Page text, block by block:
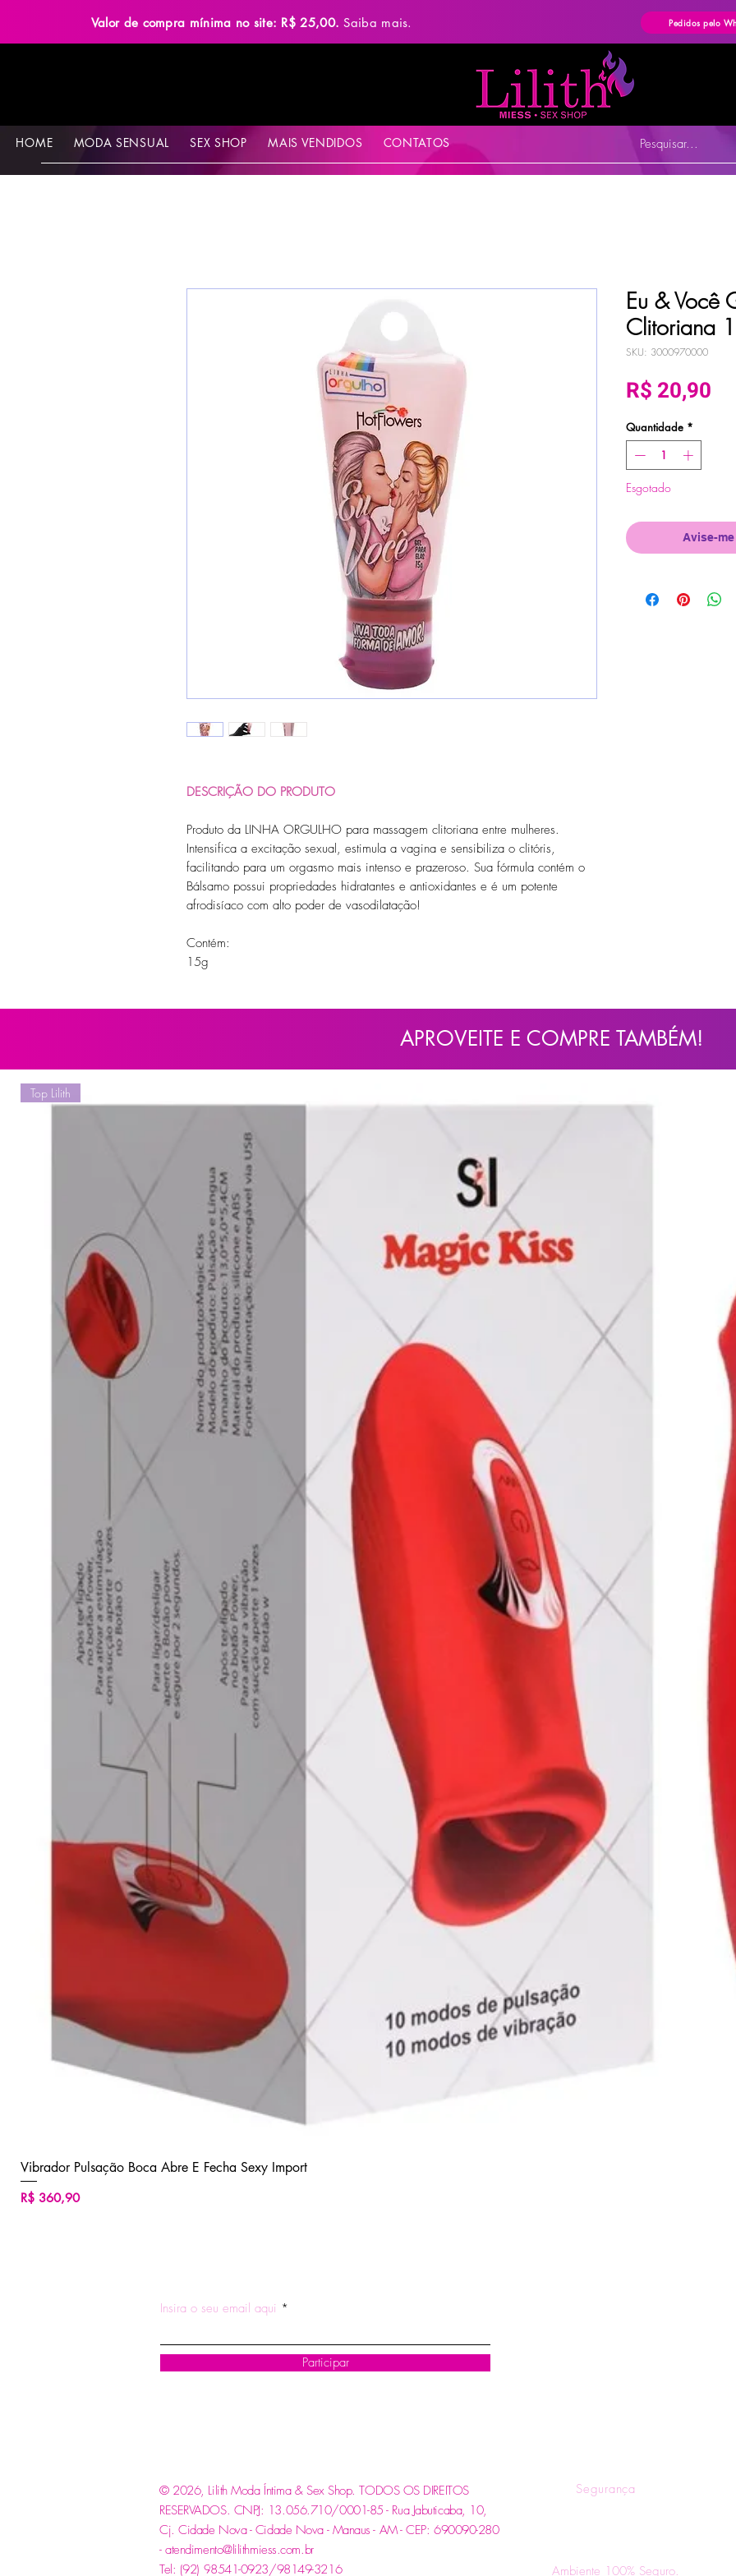
Valor de compra mínima no site: R$ 25,00.Saiba mais. Pedidos pelo
HOME MODA SENSUAL SEX SHOP MAIS VENDIDOS CONTATOS Pesquisar...
DESCRIÇÃO DO PRODUTO
Produto da LINHA ORGULHO para massagem clitoriana entre mulheres.
Intensifica a excitação sexual, estimula a vagina e sensibiliza o clitóris,
facilitando para um orgasmo mais intenso e prazeroso. Sua fórmula contém o
Bálsamo possui propriedades hidratantes e antioxidantes e é um potente
afrodisíaco com alto poder de vasodilatação!
Contém:
15g
Eu & Você
Clitoriana
SKU: 3000970000
R$ 20,90
Quantidade *
Esgotado
Avise-
APROVEITE E COMPRE TAMBÉM!
Top Lilith
Vibrador Pulsação Boca Abre E Fecha Sexy Import
Preço
R$ 360,90
Insira o seu email aqui
Participar
© 2026, Lilith Moda Íntima & Sex Shop. TODOS OS DIREITOS
RESERVADOS. CNPJ: 13.056.710/0001-85 - Rua Jabuticaba, 10,
Cj. Cidade Nova - Cidade Nova - Manaus - AM - CEP: 690090-280
-atendimento@lilithmiess.com.br
Tel: (92) 98541-0923/98149-3216
Segurança
Ambiente 100% Seguro.